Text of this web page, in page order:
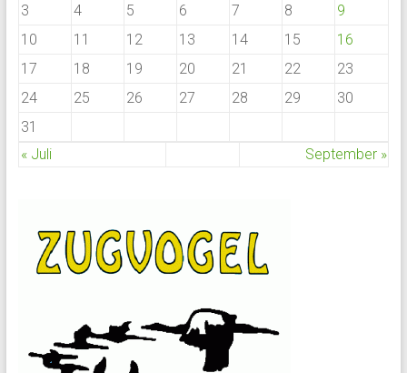
3
4 5 6 7 8
9
10
11 12 13 14 15
16
17
18 19 20 21 22
23
24
25 26 27 28 29
30
31
« Juli
September »